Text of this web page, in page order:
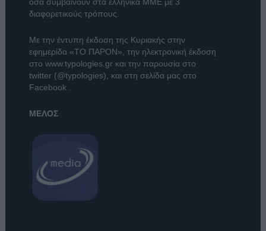
όσα συμβαίνουν στα ελληνικά ΜΜΕ με 3
διαφορετικούς τρόπους.
Με την έντυπη έκδοση της Κυριακής στην
εφημερίδα «ΤΟ ΠΑΡΟΝ», την ηλεκτρονική έκδοση
στο www.typologies.grκαι την παρουσία στο
twitter (@typologies), και στη σελίδα μας στο
Facebook .
ΜΕΛΟΣ